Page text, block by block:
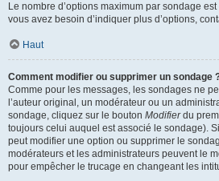
Le nombre d’options maximum par sondage
vous avez besoin d’indiquer plus d’options,
Haut
Comment modifier ou supprimer un sondage
Comme pour les messages, les sondages ne
l’auteur original, un modérateur ou un
sondage, cliquez sur le bouton Modifierdu
toujours celui auquel est associé le sondage).
peut modifier une option ou supprimer le
modérateurs et les administrateurs peuvent le
pour empêcher le trucage en changeant les